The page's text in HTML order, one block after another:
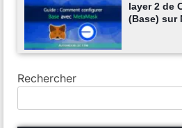
layer 2 de
(Base) sur
Rechercher